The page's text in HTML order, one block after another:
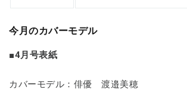
今月のカバーモデル
■4月号表紙
カバーモデル：俳優 渡邉美穂